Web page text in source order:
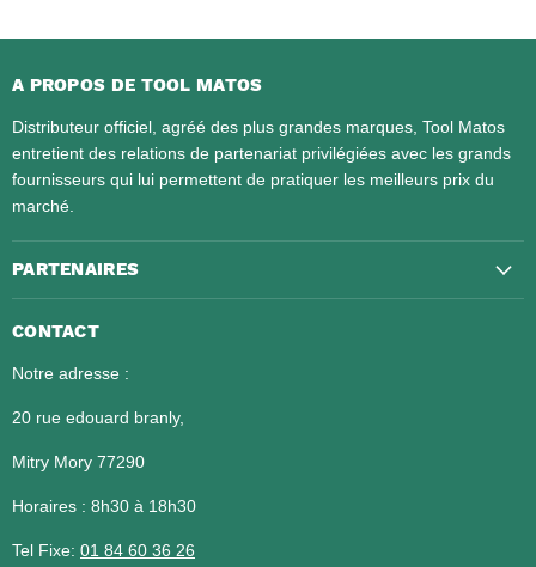
A PROPOS DE TOOL MATOS
Distributeur officiel, agréé des plus grandes marques, Tool Matos
entretient des relations de partenariat privilégiées avec les grands
fournisseurs qui lui permettent de pratiquer les meilleurs prix du
marché.
PARTENAIRES
CONTACT
Notre adresse :
20 rue edouard branly,
Mitry Mory 77290
Horaires : 8h30 à 18h30
Tel Fixe: 01 84 60 36 26​​​​​​​